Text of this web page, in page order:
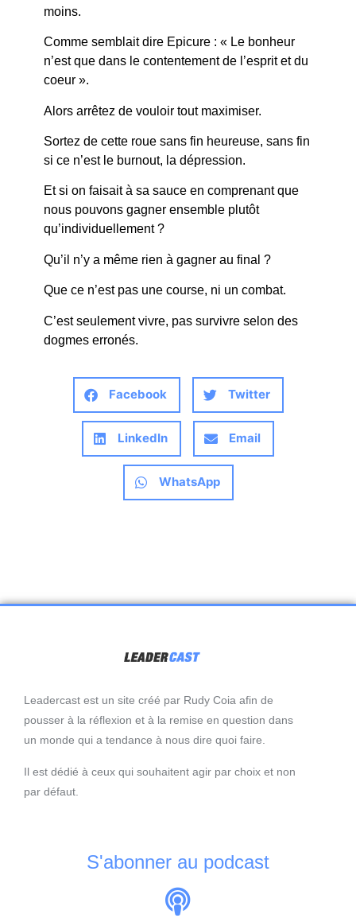
moins.
Comme semblait dire Epicure : « Le bonheur
n’est que dans le contentement de l’esprit et du
coeur ».
Alors arrêtez de vouloir tout maximiser.
Sortez de cette roue sans fin heureuse, sans fin
si ce n’est le burnout, la dépression.
Et si on faisait à sa sauce en comprenant que
nous pouvons gagner ensemble plutôt
qu’individuellement ?
Qu’il n’y a même rien à gagner au final ?
Que ce n’est pas une course, ni un combat.
C’est seulement vivre, pas survivre selon des
dogmes erronés.
Facebook Twitter
LinkedIn Email
WhatsApp
Leadercast est un site créé par Rudy Coia afin de
pousser à la réflexion et à la remise en question dans
un monde qui a tendance à nous dire quoi faire.
Il est dédié à ceux qui souhaitent agir par choix et non
par défaut.
S'abonner au podcast